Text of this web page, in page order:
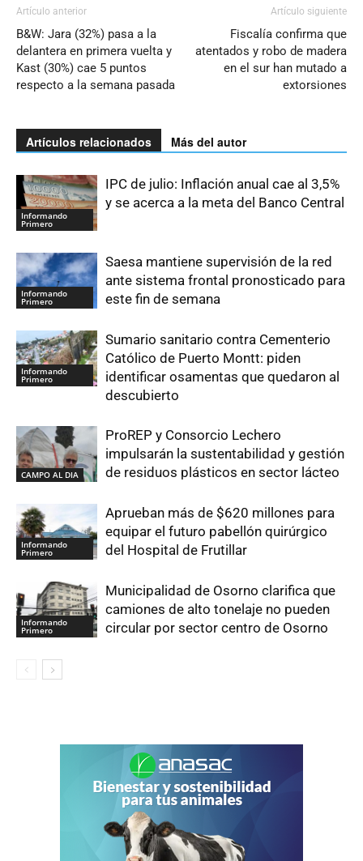
Artículo anterior
B&W: Jara (32%) pasa a la
delantera en primera vuelta y
Kast (30%) cae 5 puntos
respecto a la semana pasada
Artículo siguiente
Fiscalía confirma que
atentados y robo de madera
en el sur han mutado a
extorsiones
Artículos relacionados Más del autor
Informando
Primero
IPC de julio: Inflación anual cae al 3,5%
y se acerca a la meta del Banco Central
Informando
Primero
Saesa mantiene supervisión de la red
ante sistema frontal pronosticado para
este fin de semana
Informando
Primero
Sumario sanitario contra Cementerio
Católico de Puerto Montt: piden
identificar osamentas que quedaron al
descubierto
CAMPO AL DIA
ProREP y Consorcio Lechero
impulsarán la sustentabilidad y gestión
de residuos plásticos en sector lácteo
Informando
Primero
Aprueban más de $620 millones para
equipar el futuro pabellón quirúrgico
del Hospital de Frutillar
Informando
Primero
Municipalidad de Osorno clarifica que
camiones de alto tonelaje no pueden
circular por sector centro de Osorno